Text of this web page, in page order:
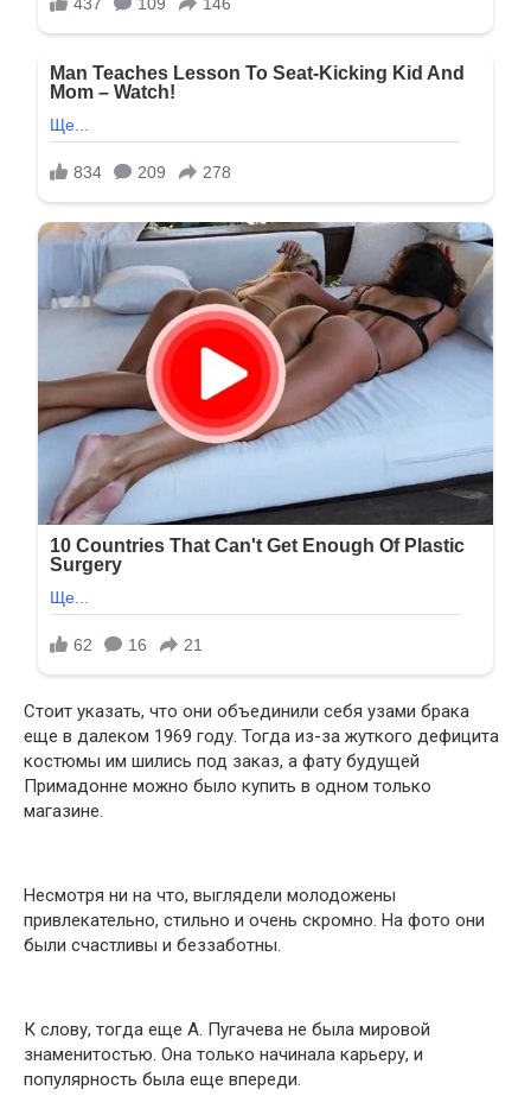
Стоит указать, что они объединили себя узами брака
еще в далеком 1969 году. Тогда из-за жуткого дефицита
костюмы им шились под заказ, а фату будущей
Примадонне можно было купить в одном только
магазине.
Несмотря ни на что, выглядели молодожены
привлекательно, стильно и очень скромно. На фото они
были счастливы и беззаботны.
К слову, тогда еще А. Пугачева не была мировой
знаменитостью. Она только начинала карьеру, и
популярность была еще впереди.